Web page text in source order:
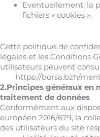
Eventuellement, la
fichiers « cookies ».
Cette politique de
légales et les Conditions
utilisateurs peuvent
https://borsa.bzh/
2.Principes généraux en
traitement de données
Conformément aux
européen 2016/679, la
des utilisateurs du site